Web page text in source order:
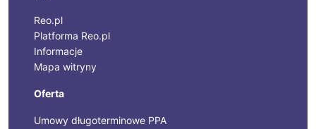
Reo.pl
Platforma Reo.pl
Informacje
Mapa witryny
Oferta
Umowy długoterminowe PPA